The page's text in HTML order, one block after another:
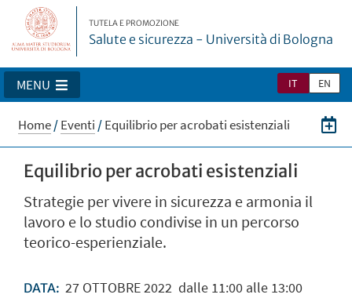
TUTELA E PROMOZIONE
Salute e sicurezza - Università di Bologna
IT EN
MENU
Home/Eventi /Equilibrio per acrobati esistenziali
Equilibrio per acrobati esistenziali
Strategie per vivere in sicurezza e armonia il
lavoro e lo studio condivise in un percorso
teorico-esperienziale.
DATA: 27OTTOBRE2022dalle 11:00 alle 13:00